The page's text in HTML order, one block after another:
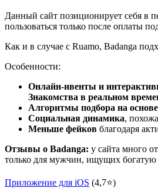
Данный сайт позиционирует себя в
пользоваться только после оплаты
Как и в случае с Ruamo, Badanga
Особенности:
Онлайн-ивенты и
Знакомства в реальном
Алгоритмы подбора на
Социальная динамика,
Меньше фейков благодаря
Отзывы о Badanga: у сайта много
только для мужчин, ищущих
Приложение для iOS (4,7⭐)